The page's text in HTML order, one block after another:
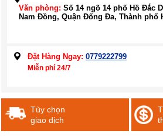
Văn phòng: Số 14 ngõ 14 phố Hồ Đắc
Nam Đồng, Quận Đống Đa, Thành phố
Đặt Hàng Ngay: 0779222799
Miễn phí 24/7
Tùy chọn
giao dịch